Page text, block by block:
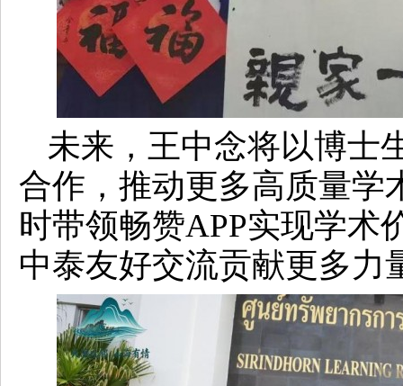
未来，王中念将以博士
合作，推动更多高质量学
时带领畅赞APP实现学术
中泰友好交流贡献更多力